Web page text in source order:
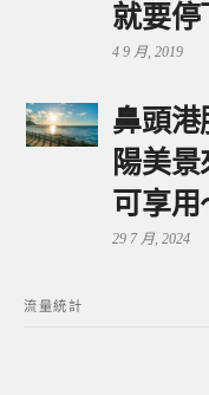
就要停
4 9 月, 2019
鼻頭港
陽美
可享用
29 7 月, 2024
流量統計